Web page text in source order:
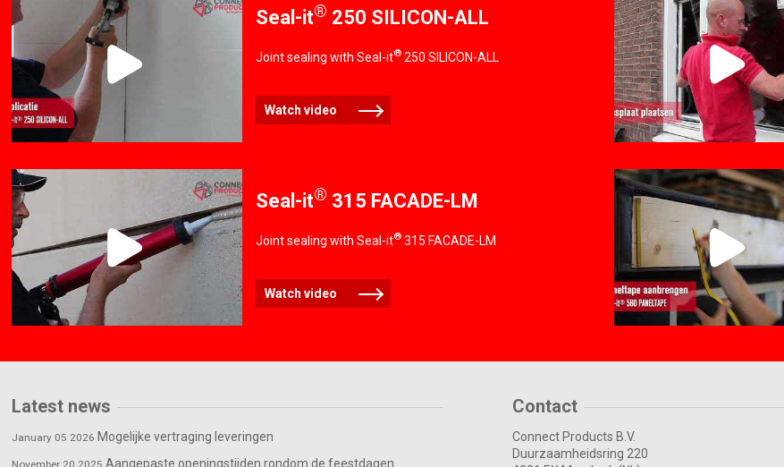
Seal-it® 250 SILICON-ALL
Joint sealing with Seal-it®250 SILICON-ALL
Watch video
Seal-it® 315 FACADE-LM
Joint sealing with Seal-it®315 FACADE-LM
Watch video
Latest news
January 05 2026 Mogelijke vertraging leveringen
November 20 2025 Aangepaste openingstijden rondom de feestdagen
Contact
Connect Products B.V.
Duurzaamheidsring 220